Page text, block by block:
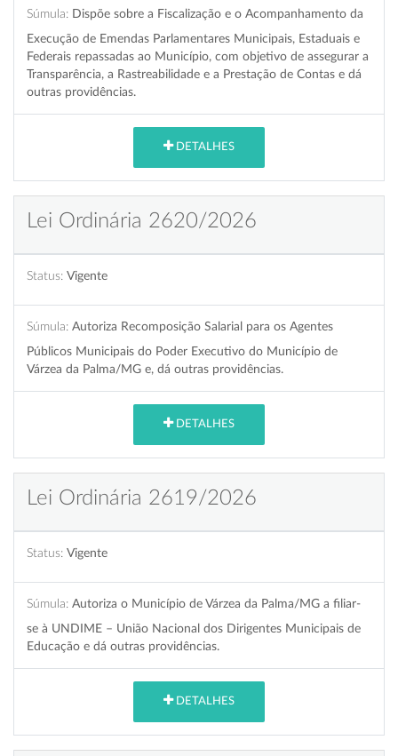
Súmula: Dispõe sobre a Fiscalização e o Acompanhamento da
Execução de Emendas Parlamentares Municipais, Estaduais e
Federais repassadas ao Município, com objetivo de assegurar a
Transparência, a Rastreabilidade e a Prestação de Contas e dá
outras providências.
DETALHES
Lei Ordinária 2620/2026
Status: Vigente
Súmula: Autoriza Recomposição Salarial para os Agentes
Públicos Municipais do Poder Executivo do Município de
Várzea da Palma/MG e, dá outras providências.
DETALHES
Lei Ordinária 2619/2026
Status: Vigente
Súmula: Autoriza o Município de Várzea da Palma/MG a filiar-
se à UNDIME – União Nacional dos Dirigentes Municipais de
Educação e dá outras providências.
DETALHES